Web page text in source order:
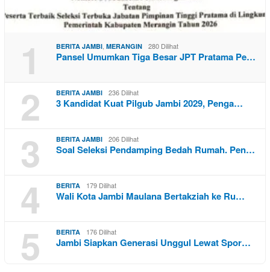
1 BERITA JAMBI, MERANGIN 280 Dilihat
Pansel Umumkan Tiga Besar JPT Pratama Pe…
2 BERITA JAMBI 236 Dilihat
3 Kandidat Kuat Pilgub Jambi 2029, Penga…
3 BERITA JAMBI 206 Dilihat
Soal Seleksi Pendamping Bedah Rumah. Pen…
4 BERITA 179 Dilihat
Wali Kota Jambi Maulana Bertakziah ke Ru…
5 BERITA 176 Dilihat
Jambi Siapkan Generasi Unggul Lewat Spor…